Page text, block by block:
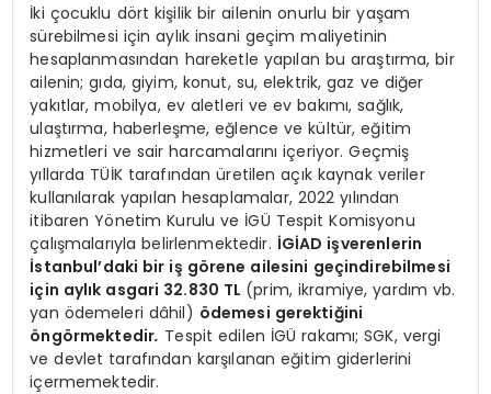
İki çocuklu dört kişilik bir ailenin onurlu bir yaşam
sürebilmesi için aylık insani geçim maliyetinin
hesaplanmasından hareketle yapılan bu araştırma, bir
ailenin; gıda, giyim, konut, su, elektrik, gaz ve diğer
yakıtlar, mobilya, ev aletleri ve ev bakımı, sağlık,
ulaştırma, haberleşme, eğlence ve kültür, eğitim
hizmetleri ve sair harcamalarını içeriyor. Geçmiş
yıllarda TÜİK tarafından üretilen açık kaynak veriler
kullanılarak yapılan hesaplamalar, 2022 yılından
itibaren Yönetim Kurulu ve İGÜ Tespit Komisyonu
çalışmalarıyla belirlenmektedir. İGİAD işverenlerin
İstanbul’daki bir iş görene ailesini geçindirebilmesi
için aylık asgari 32.830 TL (prim, ikramiye, yardım vb.
yan ödemeleri dâhil) ödemesi gerektiğini
öngörmektedir. Tespit edilen İGÜ rakamı; SGK, vergi
ve devlet tarafından karşılanan eğitim giderlerini
içermemektedir.